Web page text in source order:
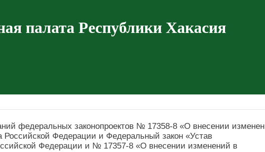
палата Республики Хакасия
федеральных законопроектов № 17358-8 «О внесении
Российской Федерации и Федеральный закон «Устав
Федерации и № 17357-8 «О внесении изменений в